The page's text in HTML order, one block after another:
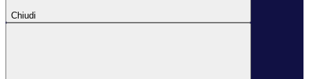
Chiudi